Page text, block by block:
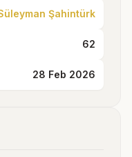
Şahintürk
62
28 Feb 2026